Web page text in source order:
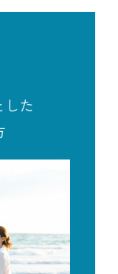
した